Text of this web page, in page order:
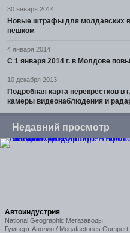
30 января 2014
Новые штрафы для молдавских
пешком
4 января 2014
С 1 января 2014 г. в Молдове
10 декабря 2013
Подробная карта перекрестков в
камеры видеонаблюдения и
Недавний просмотр
Автоиндустрия
National Geographic Мегазаводы
Гумперт Аполло / Megafactories Gumpert